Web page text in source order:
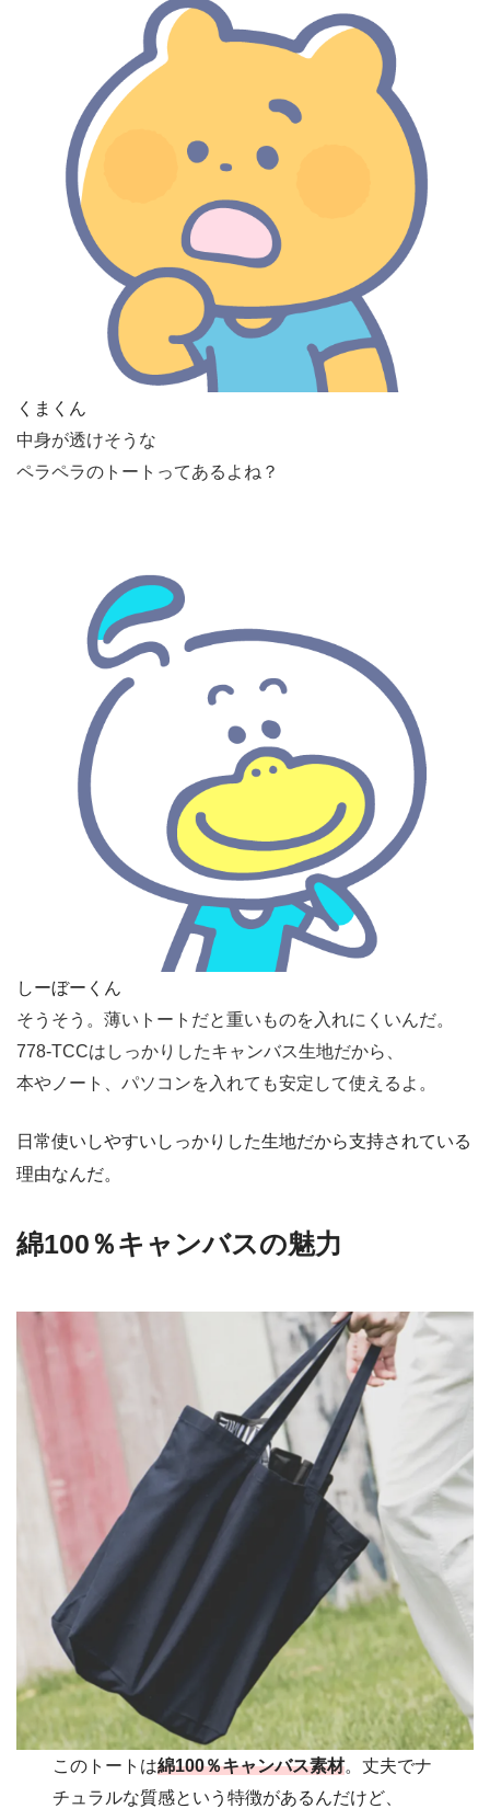
くまくん
中身が透けそうな
ペラペラのトートってあるよね？
しーぼーくん
そうそう。薄いトートだと重いものを入れにくいんだ。
778-TCCはしっかりしたキャンバス生地だから、
本やノート、パソコンを入れても安定して使えるよ。
日常使いしやすいしっかりした生地だから支持されている
理由なんだ。
綿100％キャンバスの魅力
このトートは綿100％キャンバス素材。丈夫でナ
チュラルな質感という特徴があるんだけど、